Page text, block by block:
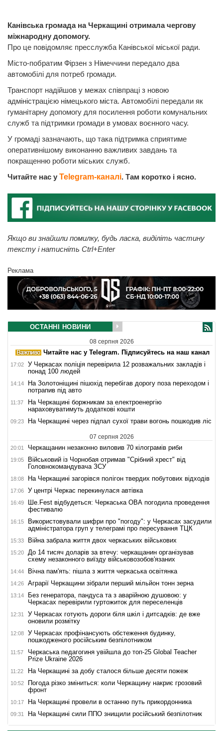
Канівська громада на Черкащині отримала чергову
міжнародну допомогу.
Про це повідомляє пресслужба Канівської міської ради.
Місто-побратим Фірзен з Німеччини передало два
автомобілі для потреб громади.
Транспорт надійшов у межах співпраці з новою
адміністрацією німецького міста. Автомобілі передали як
гуманітарну допомогу для посилення роботи комунальних
служб та підтримки громади в умовах воєнного часу.
У громаді зазначають, що така підтримка сприятиме
оперативнішому виконанню важливих завдань та
покращенню роботи міських служб.
Читайте нас у Telegram-каналі. Там коротко і ясно.
Якщо ви знайшли помилку, будь ласка, виділіть частину
тексту і натисніть Ctrl+Enter
Реклама
ОСТАННІ НОВИНИ
08 серпня 2026
Читайте нас у Telegram. Підписуйтесь на наш канал
17:02
У Черкасах поліція перевірила 12 розважальних закладів і
понад 100 людей
14:14
На Золотоніщині пішохід перебігав дорогу поза переходом і
потрапив під авто
11:37
На Черкащині боржникам за електроенергію
нараховуватимуть додаткові кошти
09:23 На Черкащині через підпал сухої трави вогонь пошкодив ліс
07 серпня 2026
20:01 Черкащанин незаконно виловив 70 кілограмів риби
19:05
Військовий із Чорнобая отримав "Срібний хрест" від
Головнокомандувача ЗСУ
18:08 На Черкащині загорівся полігон твердих побутових відходів
17:06 У центрі Черкас перекинулася автівка
16:49
Ше.Fest відбудеться: Черкаська ОВА погодила проведення
фестивалю
16:15
Використовували шифри про "погоду": у Черкасах засудили
адміністратора груп у телеграмі про пересування ТЦК
15:33 Війна забрала життя двох черкаських військових
15:20
До 14 тисяч доларів за втечу: черкащанин організував
схему незаконного виїзду військовозобов'язаних
14:44 Вічна пам'ять: пішла з життя черкаська освітянка
14:26 Аграрії Черкащини зібрали перший мільйон тонн зерна
13:14
Без генератора, пандуса та з аварійною душовою: у
Черкасах перевірили гуртожиток для переселенців
12:31
У Черкасах готують дороги біля шкіл і дитсадків: де вже
оновили розмітку
12:08
У Черкасах профінансують обстеження будинку,
пошкодженого російським безпілотником
11:57
Черкаська педагогиня увійшла до топ-25 Global Teacher
Prize Ukraine 2026
11:22 На Черкащині за добу сталося більше десяти пожеж
10:52
Погода різко зміниться: коли Черкащину накриє грозовий
фронт
10:17 На Черкащині провели в останню путь прикордонника
09:31 На Черкащині сили ППО знищили російський безпілотник